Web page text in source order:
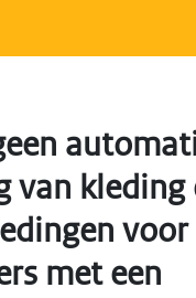
van kleding
voor
met een